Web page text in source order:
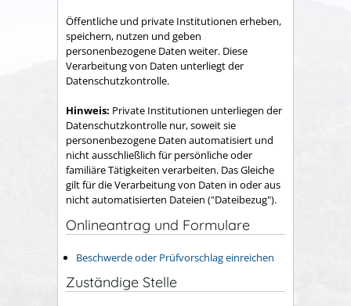
Öffentliche und private Institutionen erheben,
speichern, nutzen und geben
personenbezogene Daten weiter. Diese
Verarbeitung von Daten unterliegt der
Datenschutzkontrolle.
Hinweis: Private Institutionen unterliegen der
Datenschutzkontrolle nur, soweit sie
personenbezogene Daten automatisiert und
nicht ausschließlich für persönliche oder
familiäre Tätigkeiten verarbeiten. Das Gleiche
gilt für die Verarbeitung von Daten in oder aus
nicht automatisierten Dateien ("Dateibezug").
Onlineantrag und Formulare
Beschwerde oder Prüfvorschlag einreichen
Zuständige Stelle